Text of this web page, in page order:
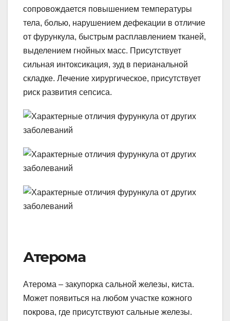
сопровождается повышением температуры
тела, болью, нарушением дефекации в отличие
от фурункула, быстрым расплавлением тканей,
выделением гнойных масс. Присутствует
сильная интоксикация, зуд в перианальной
складке. Лечение хирургическое, присутствует
риск развития сепсиса.
Атерома
Атерома – закупорка сальной железы, киста.
Может появиться на любом участке кожного
покрова, где присутствуют сальные железы.